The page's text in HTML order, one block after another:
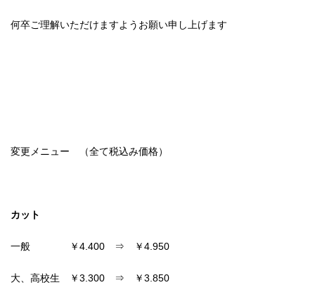
何卒ご理解いただけますようお願い申し上げます
変更メニュー （全て税込み価格）
カット
一般 ￥4.400 ⇒ ￥4.950
大、高校生 ￥3.300 ⇒ ￥3.850